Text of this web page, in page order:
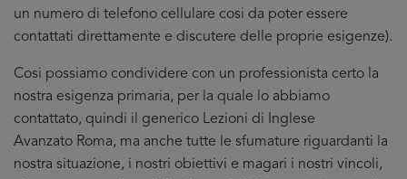
un numero di telefono cellulare cosi da poter essere
contattati direttamente e discutere delle proprie esigenze).
Cosi possiamo condividere con un professionista certo la
nostra esigenza primaria, per la quale lo abbiamo
contattato, quindi il generico Lezioni di Inglese
Avanzato Roma, ma anche tutte le sfumature riguardanti la
nostra situazione, i nostri obiettivi e magari i nostri vincoli,